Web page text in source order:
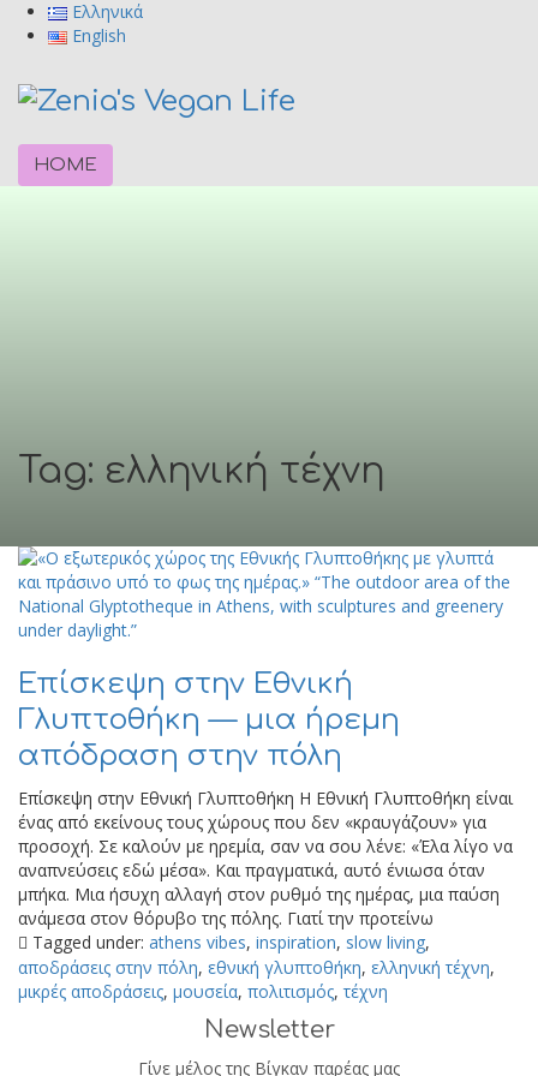
Ελληνικά
English
HOME
Tag: ελληνική τέχνη
Επίσκεψη στην Εθνική
Γλυπτοθήκη — μια ήρεμη
απόδραση στην πόλη
Επίσκεψη στην Εθνική Γλυπτοθήκη Η Εθνική Γλυπτοθήκη είναι
ένας από εκείνους τους χώρους που δεν «κραυγάζουν» για
προσοχή. Σε καλούν με ηρεμία, σαν να σου λένε: «Έλα λίγο να
αναπνεύσεις εδώ μέσα». Και πραγματικά, αυτό ένιωσα όταν
μπήκα. Μια ήσυχη αλλαγή στον ρυθμό της ημέρας, μια παύση
ανάμεσα στον θόρυβο της πόλης. Γιατί την προτείνω
Tagged under: athens vibes, inspiration, slow living,
αποδράσεις στην πόλη, εθνική γλυπτοθήκη, ελληνική τέχνη,
μικρές αποδράσεις, μουσεία, πολιτισμός, τέχνη
Newsletter
Γίνε μέλος της Βίγκαν παρέας μας